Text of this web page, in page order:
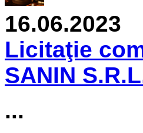
16.06.2023
Licitaţie
SANIN
...